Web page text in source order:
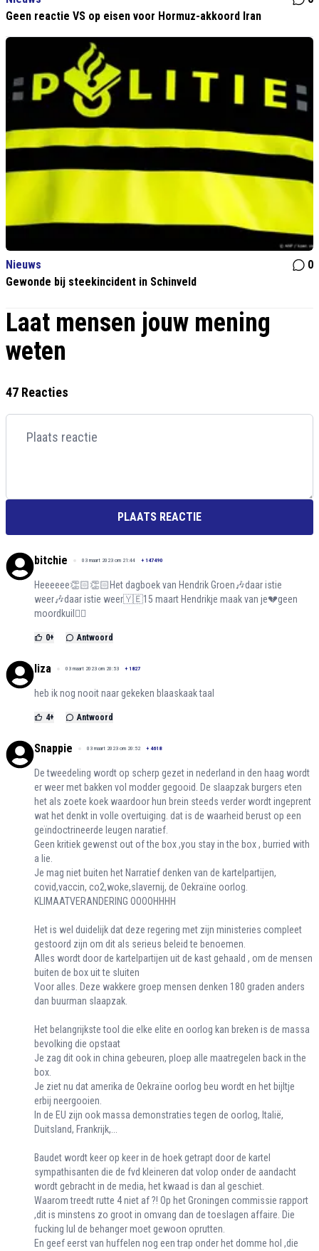
Geen reactie VS op eisen voor Hormuz-akkoord Iran
Nieuws
0
Gewonde bij steekincident in Schinveld
Laat mensen jouw mening
weten
47 Reacties
PLAATS REACTIE
bitchie 03 maart 2023 om 21:44 + 147490
Heeeeee👏🏻👏🏻Het dagboek van Hendrik Groen🎶daar istie
weer🎶daar istie weer🇾🇪15 maart Hendrikje maak van je💔geen
moordkuil❤️‍🔥
0+ Antwoord
liza 03 maart 2023 om 20:53 + 1827
heb ik nog nooit naar gekeken blaaskaak taal
4+ Antwoord
Snappie 03 maart 2023 om 20:52 + 4618
De tweedeling wordt op scherp gezet in nederland in den haag wordt
er weer met bakken vol modder gegooid. De slaapzak burgers eten
het als zoete koek waardoor hun brein steeds verder wordt ingeprent
wat het denkt in volle overtuiging. dat is de waarheid berust op een
geïndoctrineerde leugen naratief.
Geen kritiek gewenst out of the box ,you stay in the box , burried with
a lie.
Je mag niet buiten het Narratief denken van de kartelpartijen,
covid,vaccin, co2,woke,slavernij, de Oekraïne oorlog.
KLIMAATVERANDERING OOOOHHHH
Het is wel duidelijk dat deze regering met zijn ministeries compleet
gestoord zijn om dit als serieus beleid te benoemen.
Alles wordt door de kartelpartijen uit de kast gehaald , om de mensen
buiten de box uit te sluiten
Voor alles. Deze wakkere groep mensen denken 180 graden anders
dan buurman slaapzak.
Het belangrijkste tool die elke elite en oorlog kan breken is de massa
bevolking die opstaat
Je zag dit ook in china gebeuren, ploep alle maatregelen back in the
box.
Je ziet nu dat amerika de Oekraïne oorlog beu wordt en het bijltje
erbij neergooien.
In de EU zijn ook massa demonstraties tegen de oorlog, Italië,
Duitsland, Frankrijk,...
Baudet wordt keer op keer in de hoek getrapt door de kartel
sympathisanten die de fvd kleineren dat volop onder de aandacht
wordt gebracht in de media, het kwaad is dan al geschiet.
Waarom treedt rutte 4 niet af ?! Op het Groningen commissie rapport
,dit is minstens zo groot in omvang dan de toeslagen affaire. Die
fucking lul de behanger moet gewoon oprutten.
En geef eerst van huffelen nog een trap onder het domme hol ,die